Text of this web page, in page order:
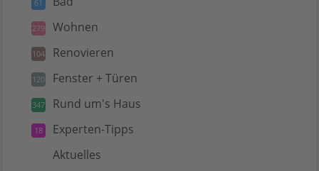
61
279 Wohnen
104 Renovieren
120 Fenster + Türen
347 Rund um's Haus
18 Experten-Tipps
Aktuelles